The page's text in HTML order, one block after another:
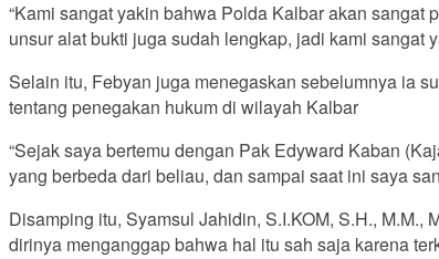
“Kami sangat yakin bahwa Polda Kalbar akan
unsur alat bukti juga sudah lengkap, jadi kami sangat
Selain itu, Febyan juga menegaskan sebelumnya ia
tentang penegakan hukum di wilayah Kalbar
“Sejak saya bertemu dengan Pak Edyward Kaban
yang berbeda dari beliau, dan sampai saat ini saya
Disamping itu, Syamsul Jahidin, S.I.KOM, S.H.,
dirinya menganggap bahwa hal itu sah saja karena